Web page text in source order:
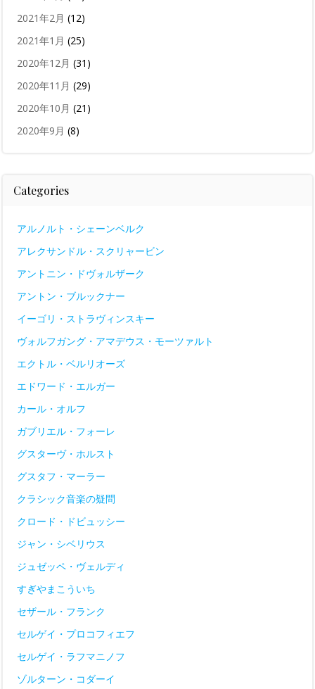
2021年2月 (12)
2021年1月 (25)
2020年12月 (31)
2020年11月 (29)
2020年10月 (21)
2020年9月 (8)
Categories
アルノルト・シェーンベルク
アレクサンドル・スクリャービン
アントニン・ドヴォルザーク
アントン・ブルックナー
イーゴリ・ストラヴィンスキー
ヴォルフガング・アマデウス・モーツァルト
エクトル・ベルリオーズ
エドワード・エルガー
カール・オルフ
ガブリエル・フォーレ
グスターヴ・ホルスト
グスタフ・マーラー
クラシック音楽の疑問
クロード・ドビュッシー
ジャン・シベリウス
ジュゼッペ・ヴェルディ
すぎやまこういち
セザール・フランク
セルゲイ・プロコフィエフ
セルゲイ・ラフマニノフ
ゾルターン・コダーイ